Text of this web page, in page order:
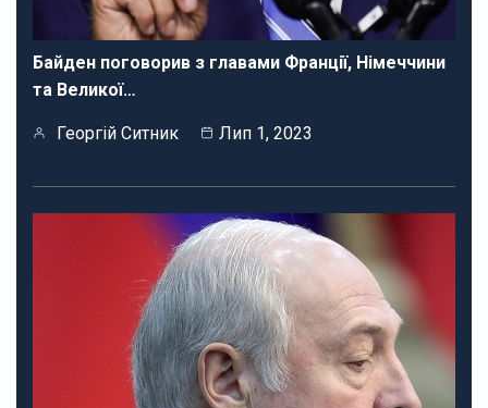
Байден поговорив з главами Франції, Німеччини
та Великої…
Георгій Ситник Лип 1, 2023